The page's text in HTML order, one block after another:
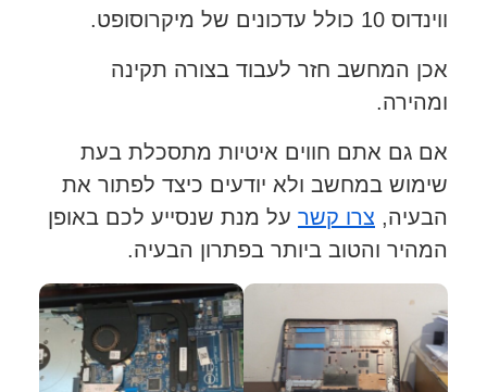
ווינדוס 10 כולל עדכונים של מיקרוסופט.
אכן המחשב חזר לעבוד בצורה תקינה
ומהירה.
אם גם אתם חווים איטיות מתסכלת בעת
שימוש במחשב ולא יודעים כיצד לפתור את
הבעיה, צרו קשר על מנת שנסייע לכם באופן
המהיר והטוב ביותר בפתרון הבעיה.